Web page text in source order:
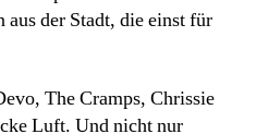
der Stadt, die einst für
The Cramps, Chrissie
Luft. Und nicht nur